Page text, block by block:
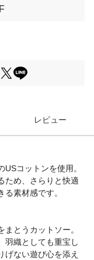
レビュー
コットンを使用。
ため、さらりと快適
素材感です。
とうカットソー。
羽織としても重宝し
げない遊び心を添え